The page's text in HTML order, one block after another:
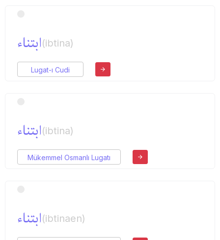
ابتناء(ibtina)
Lugat-ı Cudi
ابتناء(ibtina)
Mükemmel Osmanlı Lugatı
ابتناء(ibtinaen)